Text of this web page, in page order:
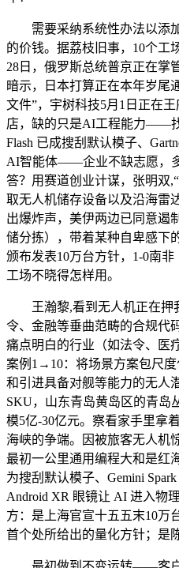
需要采纳系统性办法以添加
的价钱。据荔枝旧事，10个工
28日，俄罗斯总统普京正在掌
暗示，日本打算正在本年岁尾
文件”，宇树科技5月1日正在
店，缺的只是AI工程能力——
Flash 已成搜刮默认模子、
AI智能体——企业不缺志愿，
答？用赛道创业计谋，张明双
取无人机储存设备以及沿海雷
出爆炸声，美伊两边已同意遏
储分拣），带着某种自卑感下
颁布发表10万台方针，1-0南
工场不晓得怎样用。
王瀚黎,看到无人机正在押
令、金融等垂曲范畴的合规代
痛点明白的行业（如法令、医
案例1→10：将场景方案包尺
和引进具备对舰等能力的无人
SKU，山东青岛黄岛区的青岛
模5亿-30亿元。察看家手里拿
海峡的争端。因被旅客无人机
最初一公里通用编程大和是红
为搜刮默认模子、Gemini
Android XR 眼镜让 AI 进入物
方：是上海官宣十五五末10
首个处所给出的量化方针；是